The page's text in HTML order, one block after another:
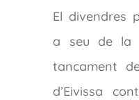
El divendres
a seu de la
tancament
d’Eivissa